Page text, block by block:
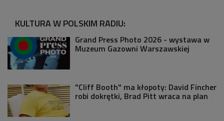
KULTURA W POLSKIM RADIU:
Grand Press Photo 2026 - wystawa w
Muzeum Gazowni Warszawskiej
"Cliff Booth" ma kłopoty: David Fincher
robi dokrętki, Brad Pitt wraca na plan